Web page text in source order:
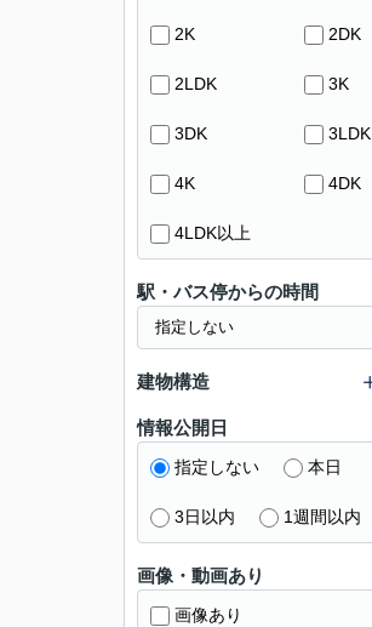
2K 2DK
2LDK 3K
3DK 3LDK
4K 4DK
4LDK以上
駅・バス停からの時間
建物構造
情報公開日
指定しない 本日
3日以内 1週間以内
画像・動画あり
画像あり